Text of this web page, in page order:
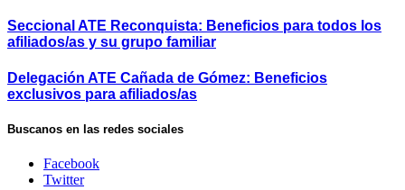
Seccional ATE Reconquista: Beneficios para todos los
afiliados/as y su grupo familiar
Delegación ATE Cañada de Gómez: Beneficios
exclusivos para afiliados/as
Buscanos en las redes sociales
Facebook
Twitter